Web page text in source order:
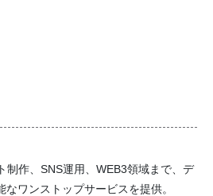
制作、SNS運用、WEB3領域まで、デ
ワンストップサービスを提供。